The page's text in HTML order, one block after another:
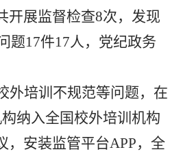
开展监督检查8次，发现
题17件17人，党纪政务
外培训不规范等问题，在
纳入全国校外培训机构
，安装监管平台APP，全